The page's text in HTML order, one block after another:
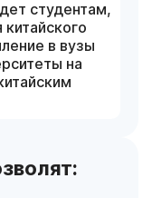
студентам,
в вузы
на